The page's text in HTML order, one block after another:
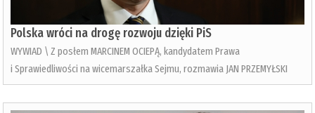
Polska wróci na drogę rozwoju dzięki PiS
WYWIAD \ Z posłem MARCINEM OCIEPĄ, kandydatem Prawa
i Sprawiedliwości na wicemarszałka Sejmu, rozmawia JAN PRZEMYŁSKI